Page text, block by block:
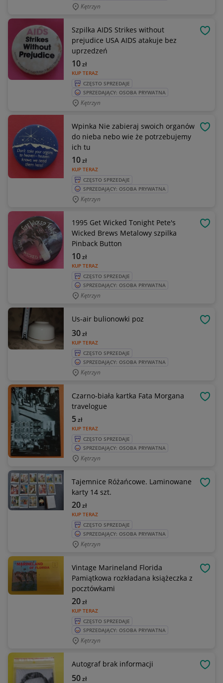
Kętrzyn
Szpilka AIDS Strikes without
prejudice USA AIDS atakuje bez
uprzedzeń
KUP TERAZ
10zł
CZĘSTO SPRZEDAJE
SPRZEDAJĄCY: OSOBA PRYWATNA
Kętrzyn
Wpinka Nie zabieraj swoich organów
do nieba nebo wie że potrzebujemy
ich tu
KUP TERAZ
10zł
CZĘSTO SPRZEDAJE
SPRZEDAJĄCY: OSOBA PRYWATNA
Kętrzyn
1995 Get Wicked Tonight Pete's
Wicked Brews Metalowy szpilka
Pinback Button
KUP TERAZ
10zł
CZĘSTO SPRZEDAJE
SPRZEDAJĄCY: OSOBA PRYWATNA
Kętrzyn
Us-air bulionowki poz
KUP TERAZ
30zł
CZĘSTO SPRZEDAJE
SPRZEDAJĄCY: OSOBA PRYWATNA
Kętrzyn
Czarno-biała kartka Fata Morgana
travelogue
KUP TERAZ
5zł
CZĘSTO SPRZEDAJE
SPRZEDAJĄCY: OSOBA PRYWATNA
Kętrzyn
Tajemnice Różańcowe. Laminowane
karty 14 szt.
KUP TERAZ
20zł
CZĘSTO SPRZEDAJE
SPRZEDAJĄCY: OSOBA PRYWATNA
Kętrzyn
Vintage Marineland Florida
Pamiątkowa rozkładana książeczka z
pocztówkami
KUP TERAZ
20zł
CZĘSTO SPRZEDAJE
SPRZEDAJĄCY: OSOBA PRYWATNA
Kętrzyn
Autograf brak informacji
50zł